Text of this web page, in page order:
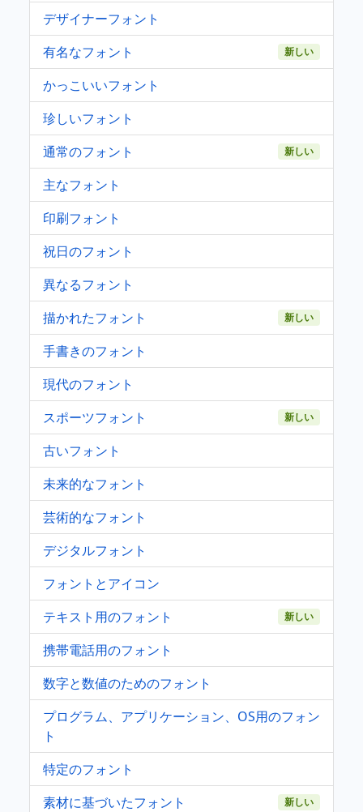
デザイナーフォント
有名なフォント
新しい
かっこいいフォント
珍しいフォント
通常のフォント
新しい
主なフォント
印刷フォント
祝日のフォント
異なるフォント
描かれたフォント
新しい
手書きのフォント
現代のフォント
スポーツフォント
新しい
古いフォント
未来的なフォント
芸術的なフォント
デジタルフォント
フォントとアイコン
テキスト用のフォント
新しい
携帯電話用のフォント
数字と数値のためのフォント
プログラム、アプリケーション、OS用のフォン
ト
特定のフォント
素材に基づいたフォント
新しい